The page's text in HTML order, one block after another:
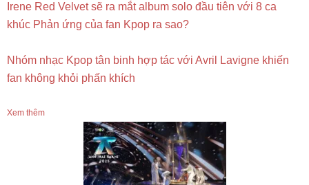
Irene Red Velvet sẽ ra mắt album solo đầu tiên với 8 ca
khúc Phản ứng của fan Kpop ra sao?
Nhóm nhạc Kpop tân binh hợp tác với Avril Lavigne khiến
fan không khỏi phấn khích
Xem thêm